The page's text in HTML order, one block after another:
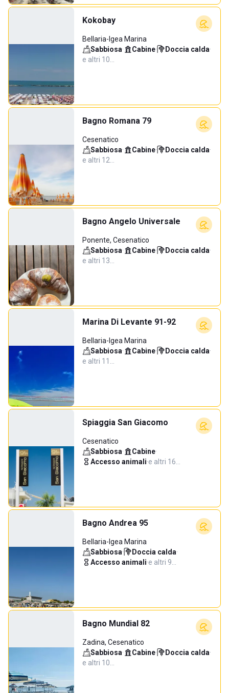
Kokobay
Bellaria-Igea Marina
Sabbiosa· Cabine· Doccia calda·
e altri 10…
Bagno Romana 79
Cesenatico
Sabbiosa· Cabine· Doccia calda·
e altri 12…
Bagno Angelo Universale
Ponente, Cesenatico
Sabbiosa· Cabine· Doccia calda·
e altri 13…
Marina Di Levante 91-92
Bellaria-Igea Marina
Sabbiosa· Cabine· Doccia calda·
e altri 11…
Spiaggia San Giacomo
Cesenatico
Sabbiosa· Cabine·
Accesso animali·e altri 16…
Bagno Andrea 95
Bellaria-Igea Marina
Sabbiosa· Doccia calda·
Accesso animali·e altri 9…
Bagno Mundial 82
Zadina, Cesenatico
Sabbiosa· Cabine· Doccia calda·
e altri 10…